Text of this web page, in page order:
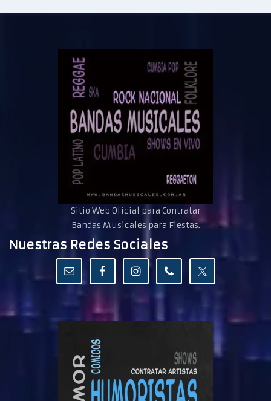
Sitio Web Oficial para Contratar
Bandas Musicales para Fiestas.
Nuestras Redes Sociales